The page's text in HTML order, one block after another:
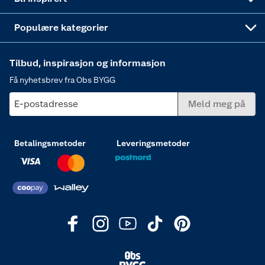
Populære kategorier
Tilbud, inspirasjon og informasjon
Få nyhetsbrev fra Obs BYGG
E-postadresse Meld meg på
Betalingsmetoder Leveringsmetoder